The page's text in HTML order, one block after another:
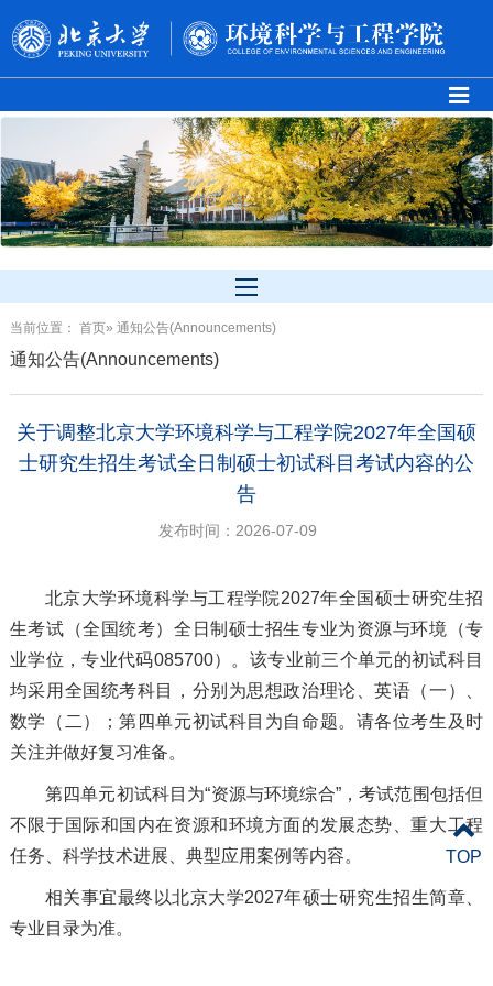
当前位置： 首页» 通知公告(Announcements)
通知公告(Announcements)
关于调整北京大学环境科学与工程学院2027年全国硕
士研究生招生考试全日制硕士初试科目考试内容的公
告
发布时间：2026-07-09
北京大学环境科学与工程学院2027年全国硕士研究生招
生考试（全国统考）全日制硕士招生专业为资源与环境（专
业学位，专业代码085700）。该专业前三个单元的初试科目
均采用全国统考科目，分别为思想政治理论、英语（一）、
数学（二）；第四单元初试科目为自命题。请各位考生及时
关注并做好复习准备。
第四单元初试科目为“资源与环境综合”，考试范围包括但
不限于国际和国内在资源和环境方面的发展态势、重大工程
任务、科学技术进展、典型应用案例等内容。
相关事宜最终以北京大学2027年硕士研究生招生简章、
专业目录为准。
TOP